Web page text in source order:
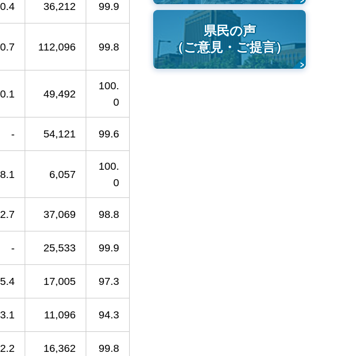
0.4 36,212 99.9
0.7 112,096 99.8
0.1 49,492
100.
0
- 54,121 99.6
6,057
100.
0
2.7 37,069 98.8
- 25,533 99.9
17,005 97.3
3.1 11,096 94.3
2.2 16,362 99.8
県民の声
（ご意見・ご提言）